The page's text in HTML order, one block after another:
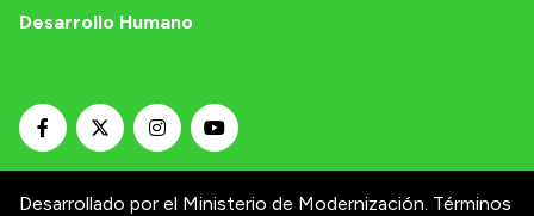
Desarrollo Humano
Desarrollado por el Ministerio de Modernización. Términos